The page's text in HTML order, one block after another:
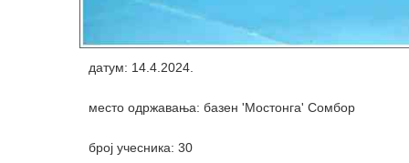
датум: 14.4.2024.
место одржавања: базен 'Мостонга' Сомбор
број учесника: 30